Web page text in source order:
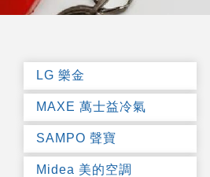
LG 樂金
MAXE 萬士益冷氣
SAMPO 聲寶
Midea 美的空調